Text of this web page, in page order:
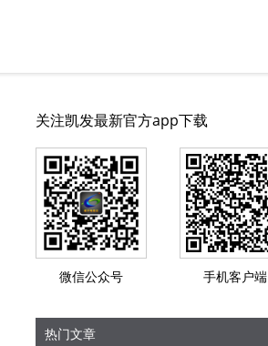
关注凯发最新官方app下载
微信公众号 手机客户端
热门文章